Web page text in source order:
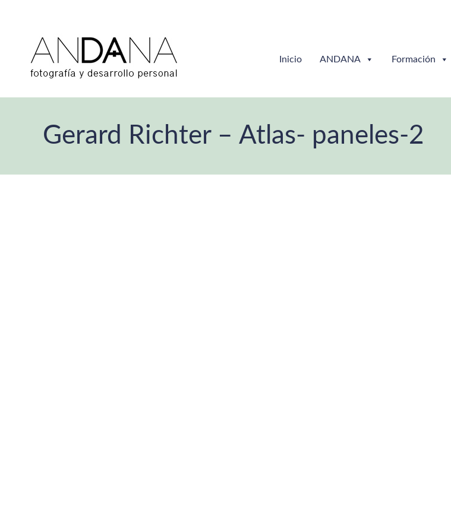
Inicio ANDANA Formación
Gerard Richter – Atlas- paneles-2